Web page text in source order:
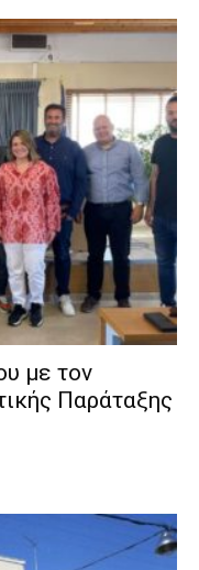
με τον
Παράταξης